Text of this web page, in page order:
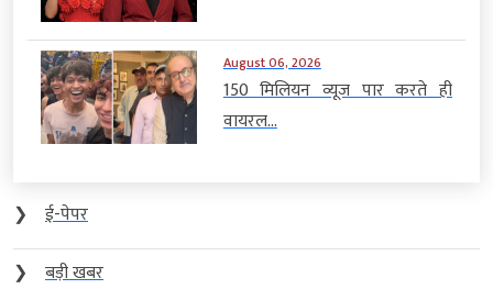
August 06, 2026
150 मिलियन व्यूज पार करते ही
वायरल...
❯
ई-पेपर
❯
बड़ी खबर